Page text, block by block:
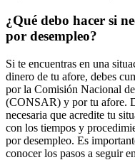
¿Qué debo hacer si
por desempleo?
Si te encuentras en una
dinero de tu afore, debes
por la Comisión Nacional
(CONSAR) y por tu afore.
necesaria que acredite tu
con los tiempos y
por desempleo. Es
conocer los pasos a seguir